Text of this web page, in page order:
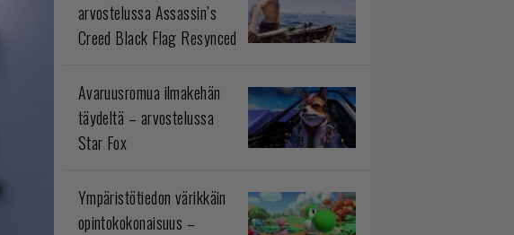
arvostelussa Assassin’s
Creed Black Flag Resynced
Avaruusromua ilmakehän
täydeltä – arvostelussa
Star Fox
Ympäristötiedon värikkäin
opintokokonaisuus –